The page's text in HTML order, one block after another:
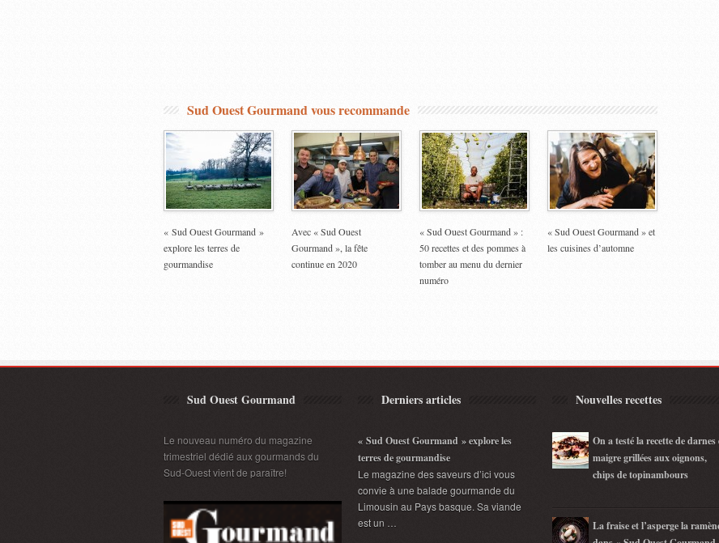
Sud Ouest Gourmand vous recommande
« Sud Ouest Gourmand »
explore les terres de
gourmandise
Avec « Sud Ouest
Gourmand », la fête
continue en 2020
« Sud Ouest Gourmand » :
50 recettes et des pommes à
tomber au menu du dernier
numéro
« Sud Ouest Gourmand » et
les cuisines d’automne
Sud Ouest Gourmand
Le nouveau numéro du magazine
trimestriel dédié aux gourmands du
Sud-Ouest vient de paraître!
Derniers articles
« Sud Ouest Gourmand » explore les
terres de gourmandise
Le magazine des saveurs d’ici vous
convie à une balade gourmande du
Limousin au Pays basque. Sa viande
est un …
Nouvelles recettes
On a testé la recette de darnes
maigre grillées aux oignons,
chips de topinambours
La fraise et l’asperge la